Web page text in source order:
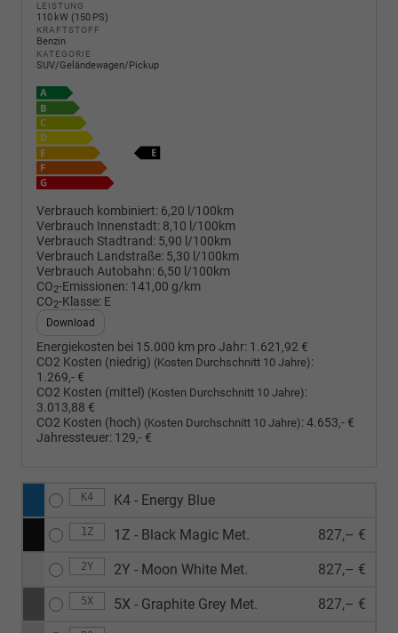
LEISTUNG
110 kW (150 PS)
KRAFTSTOFF
Benzin
KATEGORIE
SUV/Geländewagen/Pickup
Verbrauch kombiniert: 6,20 l/100km
Verbrauch Innenstadt: 8,10 l/100km
Verbrauch Stadtrand: 5,90 l/100km
Verbrauch Landstraße: 5,30 l/100km
Verbrauch Autobahn: 6,50 l/100km
CO2-Emissionen: 141,00 g/km
CO2-Klasse: E
Download
Energiekosten bei 15.000 km pro Jahr: 1.621,92 €
CO2 Kosten (niedrig) (Kosten Durchschnitt 10 Jahre):
1.269,- €
CO2 Kosten (mittel) (Kosten Durchschnitt 10 Jahre):
3.013,88 €
CO2 Kosten (hoch) (Kosten Durchschnitt 10 Jahre):4.653,- €
Jahressteuer: 129,- €
K4 K4 - Energy Blue
1Z 1Z - Black Magic Met. 827,– €
2Y 2Y - Moon White Met. 827,– €
5X 5X - Graphite Grey Met. 827,– €